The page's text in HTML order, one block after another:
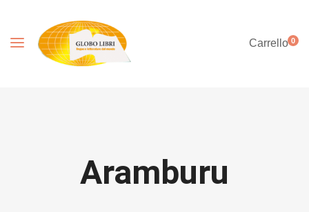
Carrello0
Aramburu